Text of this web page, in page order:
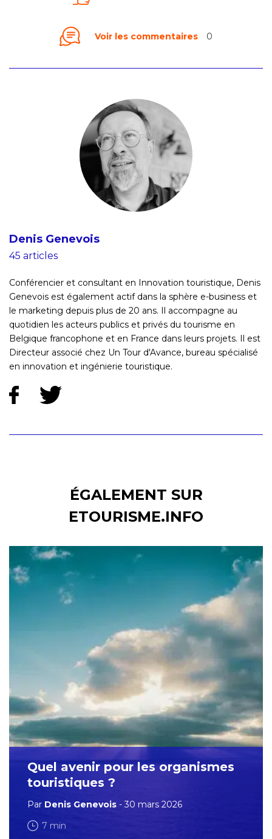
Voir les commentaires 0
Denis Genevois
45 articles
Conférencier et consultant en Innovation touristique, Denis
Genevois est également actif dans la sphère e-business et
le marketing depuis plus de 20 ans. Il accompagne au
quotidien les acteurs publics et privés du tourisme en
Belgique francophone et en France dans leurs projets. Il est
Directeur associé chez Un Tour d'Avance, bureau spécialisé
en innovation et ingénierie touristique.
ÉGALEMENT SUR
ETOURISME.INFO
Quel avenir pour les organismes
touristiques ?
Par Denis Genevois - 30 mars 2026
7 min